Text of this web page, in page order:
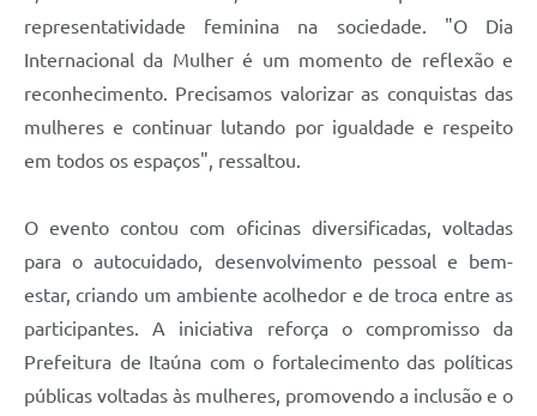
representatividade feminina na sociedade. "O Dia
Internacional da Mulher é um momento de reflexão e
reconhecimento. Precisamos valorizar as conquistas das
mulheres e continuar lutando por igualdade e respeito
em todos os espaços", ressaltou.
O evento contou com oficinas diversificadas, voltadas
para o autocuidado, desenvolvimento pessoal e bem-
estar, criando um ambiente acolhedor e de troca entre as
participantes. A iniciativa reforça o compromisso da
Prefeitura de Itaúna com o fortalecimento das políticas
públicas voltadas às mulheres, promovendo a inclusão e o